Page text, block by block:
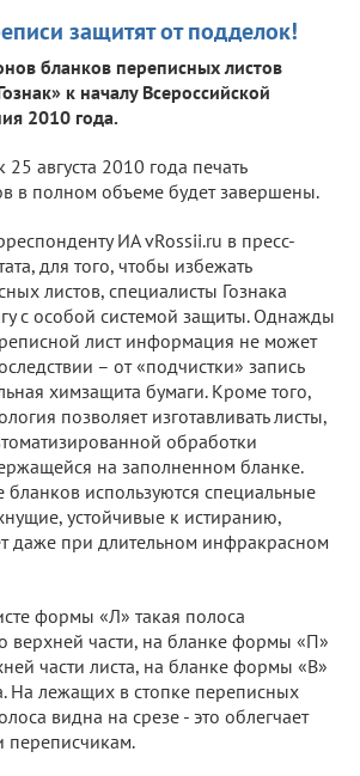
защитят от подделок!
бланков переписных листов
к началу Всероссийской
2010 года.
25 августа 2010 года печать
в полном объеме будет завершены.
ИА vRossii.ru в пресс-
для того, чтобы избежать
листов, специалисты Гознака
с особой системой защиты. Однажды
лист информация не может
– от «подчистки» запись
химзащита бумаги. Кроме того,
позволяет изготавливать листы,
обработки
на заполненном бланке.
бланков используются специальные
устойчивые к истиранию,
даже при длительном инфракрасном
формы «Л» такая полоса
верхней части, на бланке формы «П»
части листа, на бланке формы «В»
На лежащих в стопке переписных
видна на срезе - это облегчает
переписчикам.